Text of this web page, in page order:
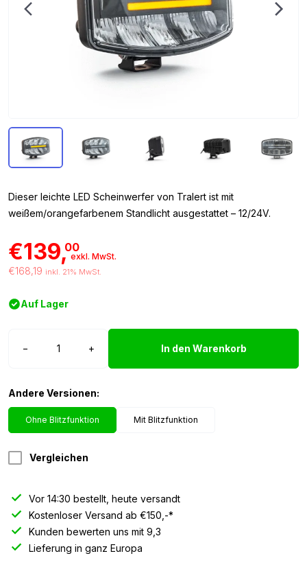
Dieser leichte LED Scheinwerfer von Tralert ist mit
weißem/orangefarbenem Standlicht ausgestattet – 12/24V.
€139,00
exkl. MwSt.
€168,19 inkl. 21% MwSt.
Auf Lager
−
Atlas
+ In den Warenkorb
Andere Versionen:
Ohne Blitzfunktion Mit Blitzfunktion
Vergleichen
Vor 14:30 bestellt, heute versandt
Kostenloser Versand ab €150,-*
Kunden bewerten uns mit 9,3
Lieferung in ganz Europa